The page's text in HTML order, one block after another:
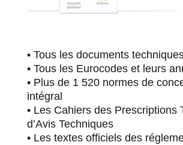
• Tous les documents
• Tous les Eurocodes et leurs
• Plus de 1 520 normes de
intégral
• Les Cahiers des
d’Avis Techniques
• Les textes officiels des